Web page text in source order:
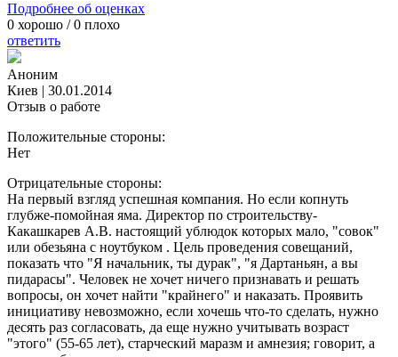
Подробнее об оценках
0 хорошо /0 плохо
ответить
Аноним
Киев | 30.01.2014
Отзыв о работе
Положительные стороны:
Нет
Отрицательные стороны:
На первый взгляд успешная компания. Но если копнуть
глубже-помойная яма. Директор по строительству-
Какашкарев А.В. настоящий ублюдок которых мало, "совок"
или обезьяна с ноутбуком . Цель проведения совещаний,
показать что "Я начальник, ты дурак", "я Дартаньян, а вы
пидарасы". Человек не хочет ничего признавать и решать
вопросы, он хочет найти "крайнего" и наказать. Проявить
инициативу невозможно, если хочешь что-то сделать, нужно
десять раз согласовать, да еще нужно учитывать возраст
"этого" (55-65 лет), старческий маразм и амнезия; говорит, а